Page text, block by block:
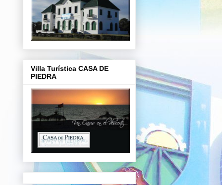
Villa Turística CASA DE
PIEDRA